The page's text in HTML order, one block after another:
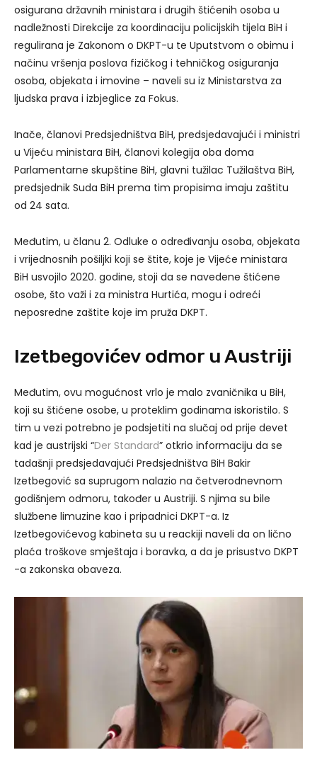
osigurana državnih ministara i drugih štićenih osoba u
nadležnosti Direkcije za koordinaciju policijskih tijela BiH i
regulirana je Zakonom o DKPT-u te Uputstvom o obimu i
načinu vršenja poslova fizičkog i tehničkog osiguranja
osoba, objekata i imovine – naveli su iz Ministarstva za
ljudska prava i izbjeglice za Fokus.
Inače, članovi Predsjedništva BiH, predsjedavajući i ministri
u Vijeću ministara BiH, članovi kolegija oba doma
Parlamentarne skupštine BiH, glavni tužilac Tužilaštva BiH,
predsjednik Suda BiH prema tim propisima imaju zaštitu
od 24 sata.
Međutim, u članu 2. Odluke o određivanju osoba, objekata
i vrijednosnih pošiljki koji se štite, koje je Vijeće ministara
BiH usvojilo 2020. godine, stoji da se navedene štićene
osobe, što važi i za ministra Hurtića, mogu i odreći
neposredne zaštite koje im pruža DKPT.
Izetbegovićev odmor u Austriji
Međutim, ovu mogućnost vrlo je malo zvaničnika u BiH,
koji su štićene osobe, u proteklim godinama iskoristilo. S
tim u vezi potrebno je podsjetiti na slučaj od prije devet
kad je austrijski “Der Standard” otkrio informaciju da se
tadašnji predsjedavajući Predsjedništva BiH Bakir
Izetbegović sa suprugom nalazio na četverodnevnom
godišnjem odmoru, također u Austriji. S njima su bile
službene limuzine kao i pripadnici DKPT-a. Iz
Izetbegovićevog kabineta su u reackiji naveli da on lično
plaća troškove smještaja i boravka, a da je prisustvo DKPT
-a zakonska obaveza.